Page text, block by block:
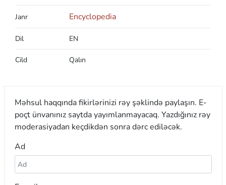
Janr Encyclopedia
Dil EN
Cild Qalın
Məhsul haqqında fikirlərinizi rəy şəklində paylaşın. E-
poçt ünvanınız saytda yayımlanmayacaq. Yazdığınız rəy
moderasiyadan keçdikdən sonra dərc ediləcək.
Ad